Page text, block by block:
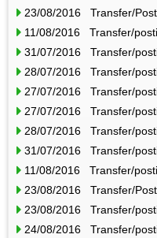
23/08/2016 Transfer/
11/08/2016 Transfer/
31/07/2016 Transfer/
28/07/2016 Transfer/
27/07/2016 Transfer/
27/07/2016 Transfer/
28/07/2016 Transfer/
31/07/2016 Transfer/
11/08/2016 Transfer/
23/08/2016 Transfer/
23/08/2016 Transfer/
24/08/2016 Transfer/